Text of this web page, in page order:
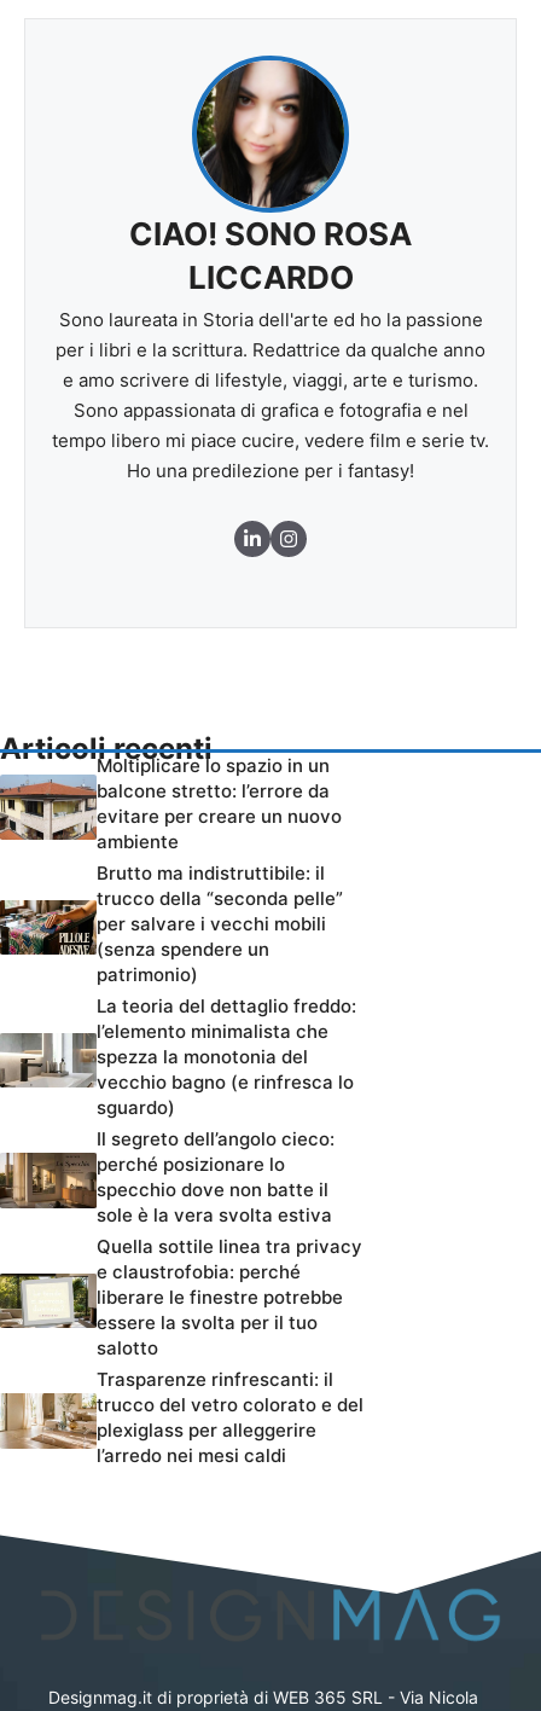
CIAO! SONO ROSA
LICCARDO
Sono laureata in Storia dell'arte ed ho la passione
per i libri e la scrittura. Redattrice da qualche anno
e amo scrivere di lifestyle, viaggi, arte e turismo.
Sono appassionata di grafica e fotografia e nel
tempo libero mi piace cucire, vedere film e serie tv.
Ho una predilezione per i fantasy!
Articoli recenti
Moltiplicare lo spazio in un
balcone stretto: l’errore da
evitare per creare un nuovo
ambiente
Brutto ma indistruttibile: il
trucco della “seconda pelle”
per salvare i vecchi mobili
(senza spendere un
patrimonio)
La teoria del dettaglio freddo:
l’elemento minimalista che
spezza la monotonia del
vecchio bagno (e rinfresca lo
sguardo)
Il segreto dell’angolo cieco:
perché posizionare lo
specchio dove non batte il
sole è la vera svolta estiva
Quella sottile linea tra privacy
e claustrofobia: perché
liberare le finestre potrebbe
essere la svolta per il tuo
salotto
Trasparenze rinfrescanti: il
trucco del vetro colorato e del
plexiglass per alleggerire
l’arredo nei mesi caldi
Designmag.it di proprietà di WEB 365 SRL - Via Nicola